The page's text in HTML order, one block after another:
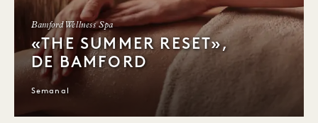
Bamford Wellness Spa
«THE SUMMER RESET»,
DE BAMFORD
Semanal